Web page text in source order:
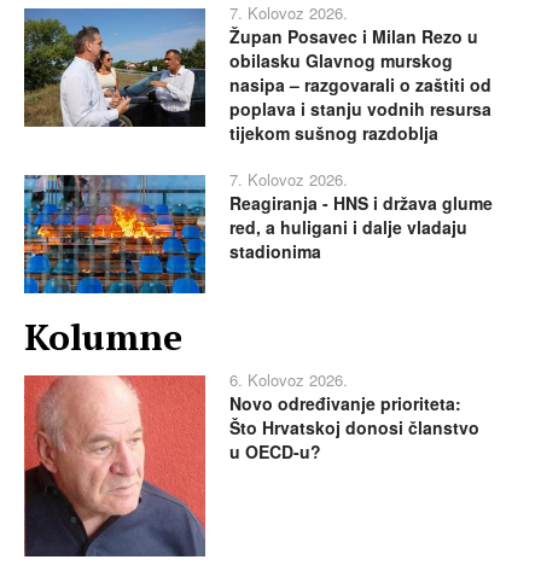
7. Kolovoz 2026.
Župan Posavec i Milan Rezo u
obilasku Glavnog murskog
nasipa – razgovarali o zaštiti od
poplava i stanju vodnih resursa
tijekom sušnog razdoblja
7. Kolovoz 2026.
Reagiranja - HNS i država glume
red, a huligani i dalje vladaju
stadionima
Kolumne
6. Kolovoz 2026.
Novo određivanje prioriteta:
Što Hrvatskoj donosi članstvo
u OECD-u?